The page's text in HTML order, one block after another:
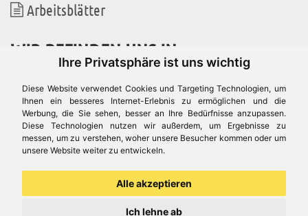
Ihre Privatsphäre ist uns wichtig
Diese Website verwendet Cookies und Targeting Technologien, um
Ihnen ein besseres Internet-Erlebnis zu ermöglichen und die
Werbung, die Sie sehen, besser an Ihre Bedürfnisse anzupassen.
Diese Technologien nutzen wir außerdem, um Ergebnisse zu
messen, um zu verstehen, woher unsere Besucher kommen oder um
unsere Website weiter zu entwickeln.
Alle akzeptieren
Ich lehne ab
Arbeitsblätter
WIR BEFINDEN UNS IN
Es gibt uns auch in